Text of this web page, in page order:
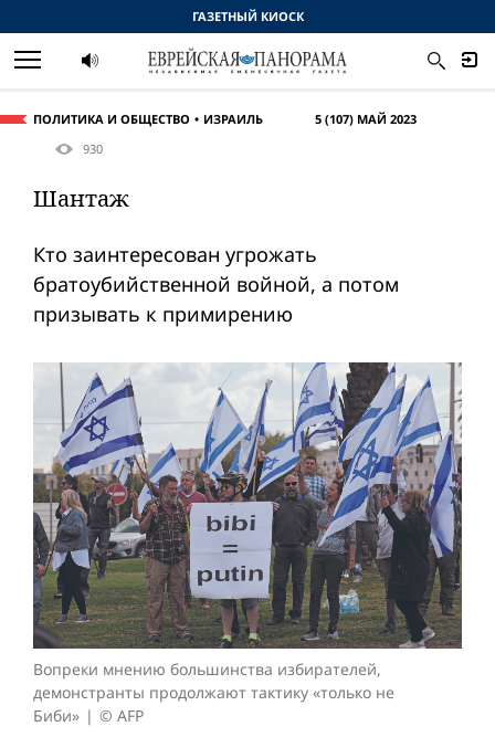
ПОЛИТИКА И ОБЩЕСТВО ИЗРАИЛЬ
5 (107) МАЙ 2023
930
Шантаж
Кто заинтересован угрожать
братоубийственной вой­ной, а потом
призывать к примирению
Вопреки мнению большинства избирателей,
демонстранты продолжают тактику «только не
Биби»
© AFP
ГАЗЕТНЫЙ КИОСК